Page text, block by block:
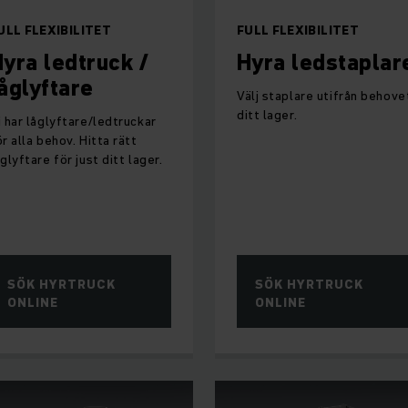
FLEXIBILITET
ledtruck /
har låglyftare/ledtruckar
alla behov. Hitta rätt
för just ditt lager.
SÖK HYRTRUCK
ONLINE
FULL FLEXIBILITET
Hyra
Välj staplare utifrån
ditt lager.
SÖK HYRTRUCK
ONLINE